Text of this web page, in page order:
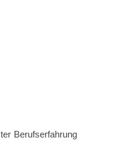
Berufserfahrung